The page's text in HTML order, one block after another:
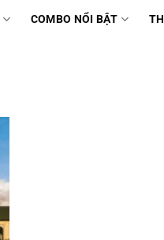
COMBO NỔI BẬT